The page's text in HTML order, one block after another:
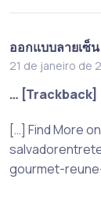
ออกแบบลายเซ็น
21 de janeiro de
… [Trackback]
[…] Find More
gourmet-